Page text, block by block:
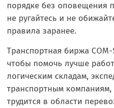
порядке без оповещения
не ругайтесь и не
правила заранее.
Транспортная биржа COM-
чтобы помочь лучше
логическим складам,
транспортным компаниям,
трудится в области